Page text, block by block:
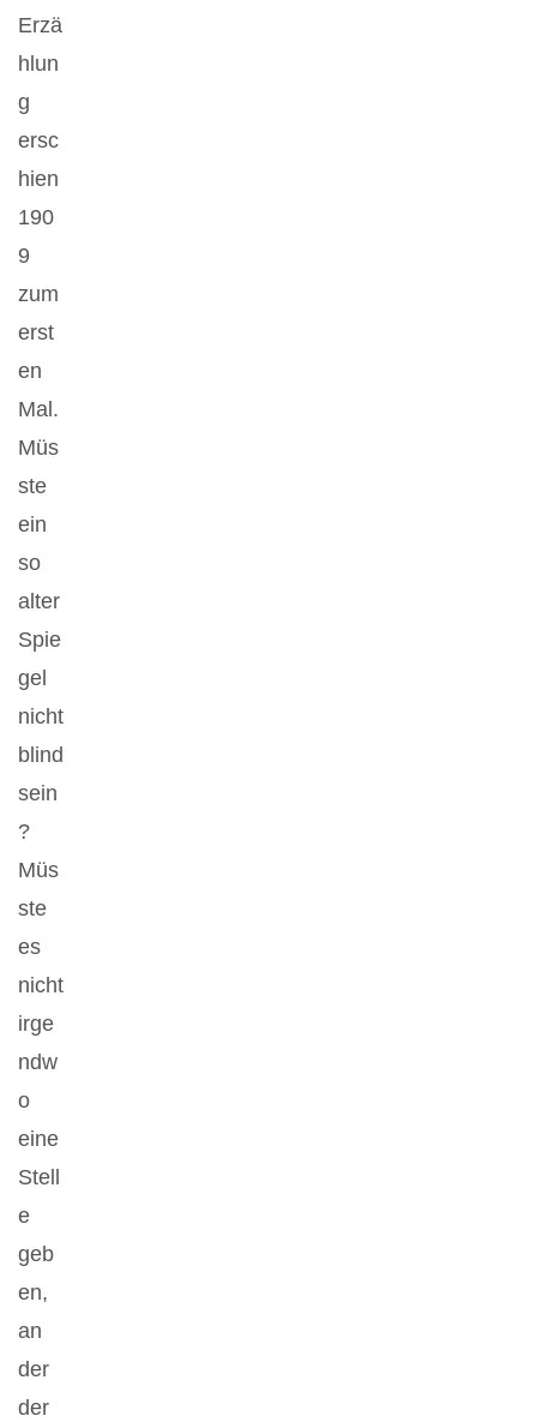
Erzä
hlun
g
ersc
hien
190
9
zum
erst
en
Mal.
Müs
ste
ein
so
alter
Spie
gel
nicht
blind
sein
?
Müs
ste
es
nicht
irge
ndw
o
eine
Stell
e
geb
en,
an
der
der